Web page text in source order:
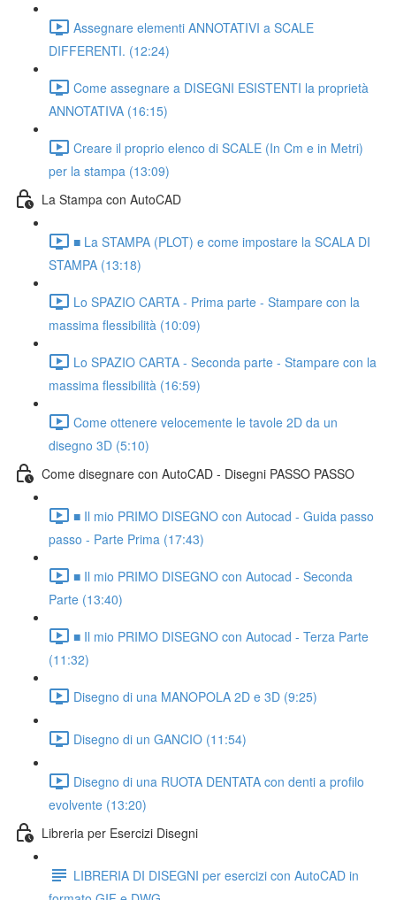
Assegnare elementi ANNOTATIVI a SCALE
DIFFERENTI. (12:24)
Come assegnare a DISEGNI ESISTENTI la proprietà
ANNOTATIVA (16:15)
Creare il proprio elenco di SCALE (In Cm e in Metri)
per la stampa (13:09)
La Stampa con AutoCAD
■ La STAMPA (PLOT) e come impostare la SCALA DI
STAMPA (13:18)
Lo SPAZIO CARTA - Prima parte - Stampare con la
massima flessibilità (10:09)
Lo SPAZIO CARTA - Seconda parte - Stampare con la
massima flessibilità (16:59)
Come ottenere velocemente le tavole 2D da un
disegno 3D (5:10)
Come disegnare con AutoCAD - Disegni PASSO PASSO
■ Il mio PRIMO DISEGNO con Autocad - Guida passo
passo - Parte Prima (17:43)
■ Il mio PRIMO DISEGNO con Autocad - Seconda
Parte (13:40)
■ Il mio PRIMO DISEGNO con Autocad - Terza Parte
(11:32)
Disegno di una MANOPOLA 2D e 3D (9:25)
Disegno di un GANCIO (11:54)
Disegno di una RUOTA DENTATA con denti a profilo
evolvente (13:20)
Libreria per Esercizi Disegni
LIBRERIA DI DISEGNI per esercizi con AutoCAD in